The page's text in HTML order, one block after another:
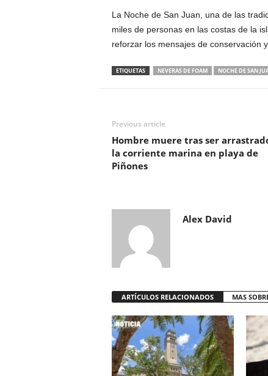
La Noche de San Juan, una de las
miles de personas en las costas de la
reforzar los mensajes de conservación
ETIQUETAS NEVERAS DE FOAM NOCHE DE SAN
Previous article
Hombre muere tras ser
la corriente marina en playa de
Piñones
Alex David
ARTÍCULOS RELACIONADOS MAS